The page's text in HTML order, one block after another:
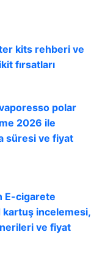
kits rehberi ve
fırsatları
polar
2026 ile
süresi ve fiyat
E-cigarete
incelemesi,
ve fiyat